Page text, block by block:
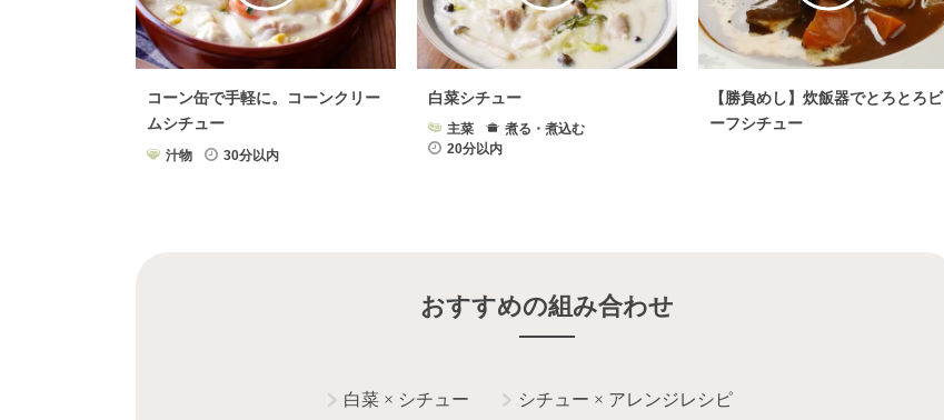
コーン缶で手軽に。コーンクリー
ムシチュー
汁物 30分以内
白菜シチュー
主菜
煮る・煮込む
20分以内
【勝負めし】炊飯器でとろとろビ
ーフシチュー
おすすめの組み合わせ
白菜 × シチュー シチュー × アレンジレシピ